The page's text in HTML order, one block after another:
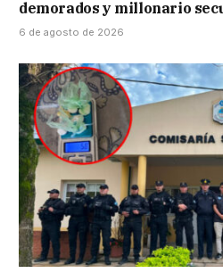
demorados y millonario
6 de agosto de 2026